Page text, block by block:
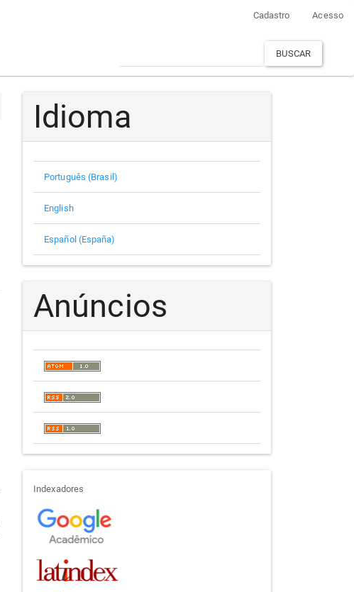
Cadastro Acesso
BUSCAR
Idioma
Português (Brasil)
English
Español (España)
Anúncios
indexadores
Indexadores